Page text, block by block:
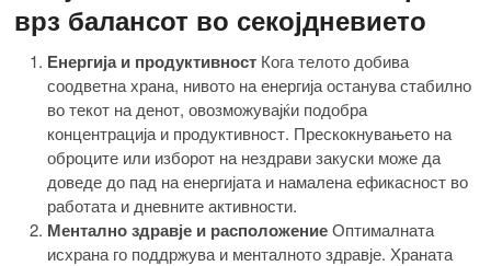
врз балансот во секојдневието
Енергија и продуктивност Кога телото добива
соодветна храна, нивото на енергија останува стабилно
во текот на денот, овозможувајќи подобра
концентрација и продуктивност. Прескокнувањето на
оброците или изборот на нездрави закуски може да
доведе до пад на енергијата и намалена ефикасност во
работата и дневните активности.
Ментално здравје и расположениеОптималната
исхрана го поддржува и менталното здравје. Храната